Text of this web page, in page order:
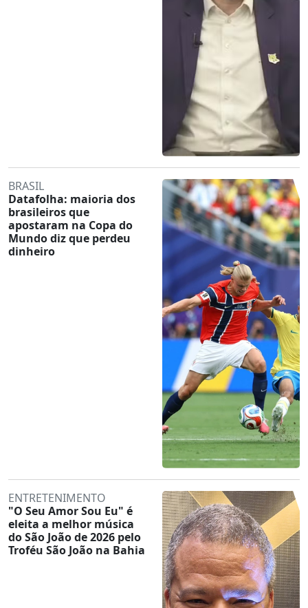
BRASIL
Datafolha: maioria dos
brasileiros que
apostaram na Copa do
Mundo diz que perdeu
dinheiro
ENTRETENIMENTO
"O Seu Amor Sou Eu" é
eleita a melhor música
do São João de 2026 pelo
Troféu São João na Bahia